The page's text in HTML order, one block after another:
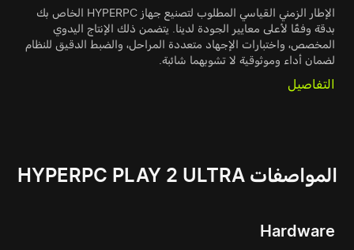
الإطار الزمني القياسي المطلوب لتصنيع جهاز HYPERPC الخاص بك
بدقة وفقًا لأعلى معايير الجودة لدينا. يتضمن ذلك الإنتاج اليدوي
المخصص، واختبارات الإجهاد متعددة المراحل، والضبط الدقيق للنظام
لضمان أداء وموثوقية لا تشوبهما شائبة.
التفاصيل
المواصفات HYPERPC PLAY 2 ULTRA
Hardware